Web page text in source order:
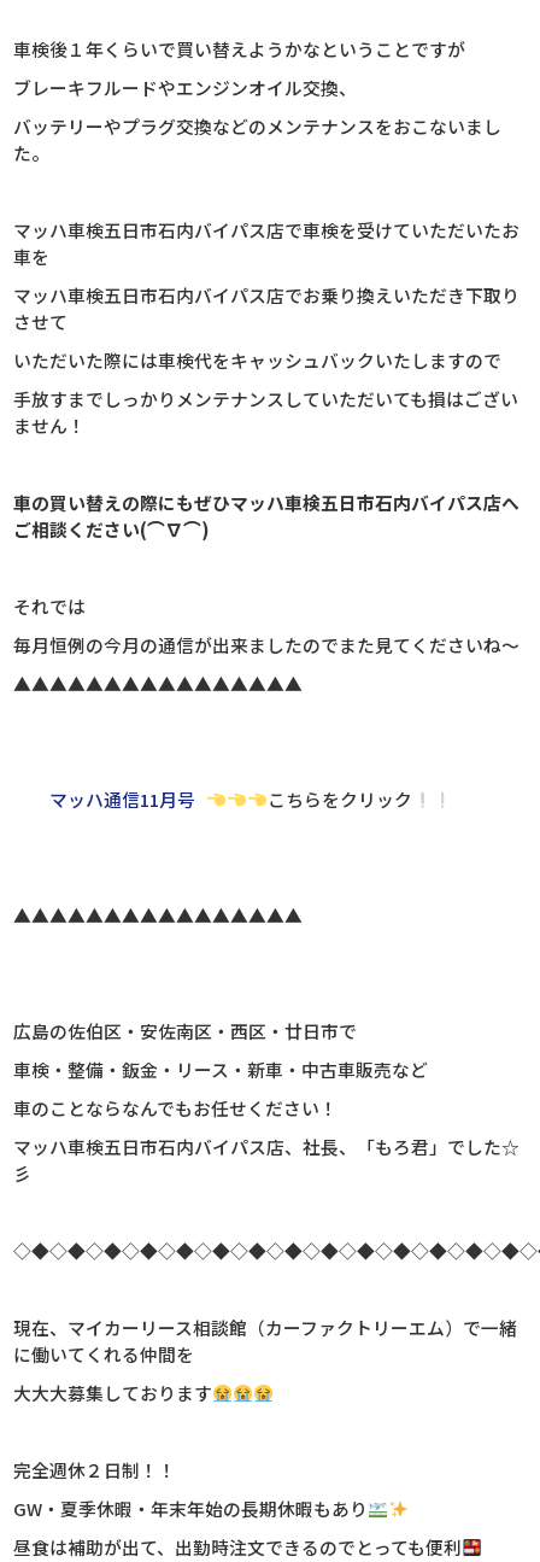
車検後１年くらいで買い替えようかなということですが
ブレーキフルードやエンジンオイル交換、
バッテリーやプラグ交換などのメンテナンスをおこないまし
た。
マッハ車検五日市石内バイパス店で車検を受けていただいたお
車を
マッハ車検五日市石内バイパス店でお乗り換えいただき下取り
させて
いただいた際には車検代をキャッシュバックいたしますので
手放すまでしっかりメンテナンスしていただいても損はござい
ません！
車の買い替えの際にもぜひマッハ車検五日市石内バイパス店へ
ご相談ください(⌒∇⌒)
それでは
毎月恒例の今月の通信が出来ましたのでまた見てくださいね～
▲▲▲▲▲▲▲▲▲▲▲▲▲▲▲▲
マッハ通信11月号 こちらをクリック
▲▲▲▲▲▲▲▲▲▲▲▲▲▲▲▲
広島の佐伯区・安佐南区・西区・廿日市で
車検・整備・鈑金・リース・新車・中古車販売など
車のことならなんでもお任せください！
マッハ車検五日市石内バイパス店、社長、
「もろ君」でした☆
彡
現在、マイカーリース相談館（カーファクトリーエム）で一緒
に働いてくれる仲間を
大大大募集しております
完全週休２日制！！
GW・夏季休暇・年末年始の長期休暇もあり
昼食は補助が出て、出勤時注文できるのでとっても便利